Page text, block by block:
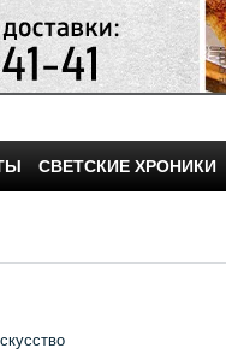
СВЕТСКИЕ ХРОНИКИ